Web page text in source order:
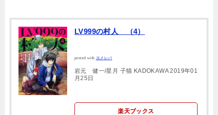
LV999の村人 （4）
posted with ヨメレバ
岩元 健一/星月 子猫 KADOKAWA 2019年01
月25日
楽天ブックス